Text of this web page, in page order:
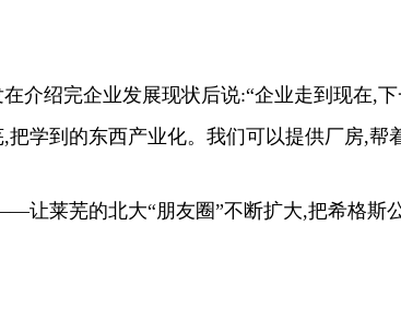
绍完企业发展现状后说:“企业走到现在,下
学到的东西产业化。我们可以提供厂房,帮
莱芜的北大“朋友圈”不断扩大,把希格斯公